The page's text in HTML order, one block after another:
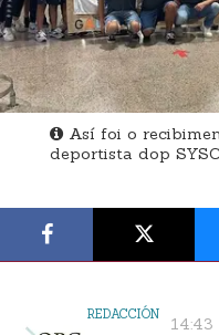
Así foi o
deportista dop
REDACCIÓN